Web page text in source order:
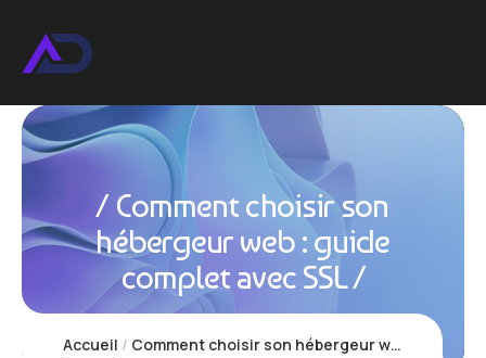
Comment choisir son
hébergeur web : guide
complet avec SSL
Accueil Comment choisir son hébergeur web : guide complet avec SSL